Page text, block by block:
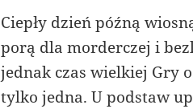
Ciepły dzień późną
porą dla morderczej i
jednak czas wielkiej Gry
tylko jedna. U podstaw